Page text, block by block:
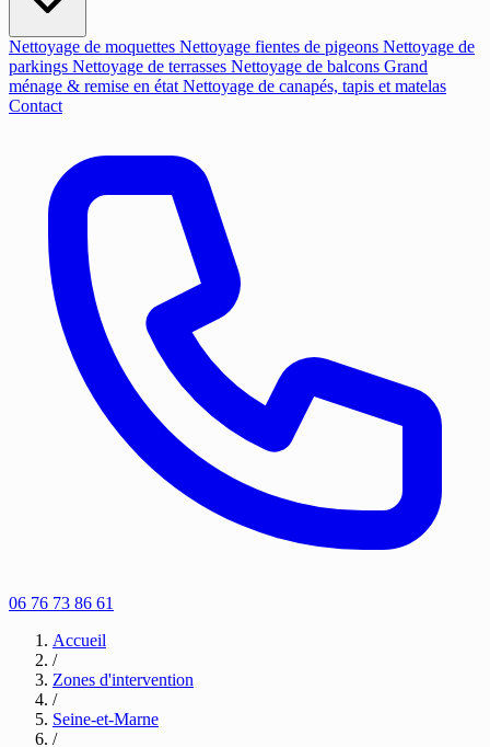
Nettoyage de moquettes Nettoyage fientes de pigeons Nettoyage de
parkings Nettoyage de terrasses Nettoyage de balcons Grand
ménage & remise en état Nettoyage de canapés, tapis et matelas
Contact
06 76 73 86 61
Accueil
/
Zones d'intervention
/
Seine-et-Marne
/